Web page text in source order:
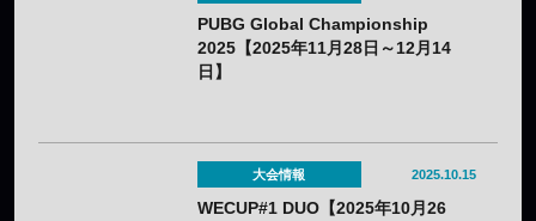
PUBG Global Championship
2025【2025年11月28日～12月14
日】
大会情報 2025.10.15
WECUP#1 DUO【2025年10月26